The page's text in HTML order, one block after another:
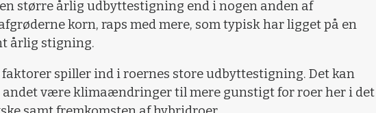
større årlig udbyttestigning end i nogen anden af
korn, raps med mere, som typisk har ligget på en
årlig stigning.
faktorer spiller ind i roernes store udbyttestigning. Det kan
være klimaændringer til mere gunstigt for roer her i det